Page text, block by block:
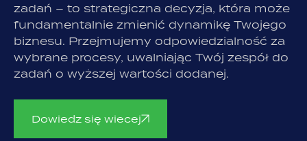
zadań – to strategiczna decyzja, która może
fundamentalnie zmienić dynamikę Twojego
biznesu. Przejmujemy odpowiedzialność za
wybrane procesy, uwalniając Twój zespół do
zadań o wyższej wartości dodanej.
Dowiedz się wiecej